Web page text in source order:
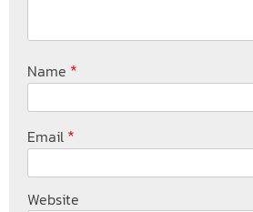
Name *
Email *
Website